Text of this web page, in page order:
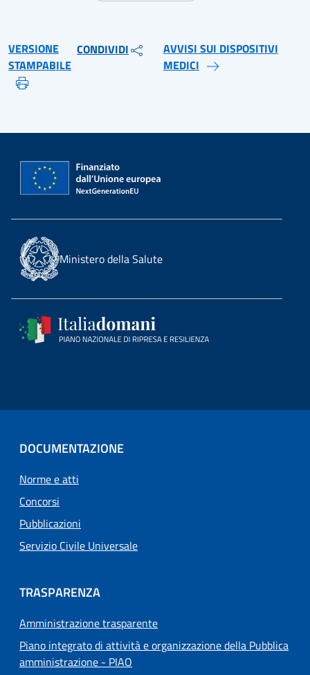
VERSIONE
STAMPABILE
CONDIVIDI
AVVISI SUI DISPOSITIVI
MEDICI
Ministero della Salute
DOCUMENTAZIONE
Norme e atti
Concorsi
Pubblicazioni
Servizio Civile Universale
TRASPARENZA
Amministrazione trasparente
Piano integrato di attività e organizzazione della Pubblica
amministrazione - PIAO